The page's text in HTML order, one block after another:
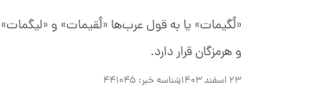
«لُگیمات» یا به قول عرب‌ها «لُقیمات» و
و هرمزگان قرار دارد.
۲۳ اسفند ۱۴۰۳ شناسه خبر: ۴۴۱۰۴۵